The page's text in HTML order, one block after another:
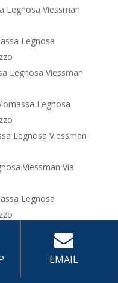
Legnosa Viessman
Legnosa
Legnosa Viessman
Legnosa
Legnosa Viessman
Viessman Via
Legnosa
Viessman Via
Viessman Via
EMAIL